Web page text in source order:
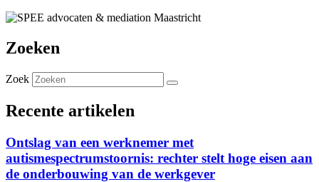
Zoeken
Zoek
Recente artikelen
Ontslag van een werknemer met
autismespectrumstoornis: rechter stelt hoge eisen aan
de onderbouwing van de werkgever